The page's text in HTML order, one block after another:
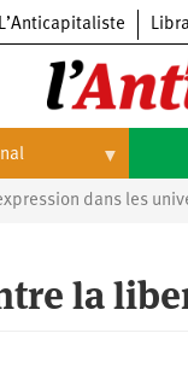
L’Anticapitaliste
dans les
la